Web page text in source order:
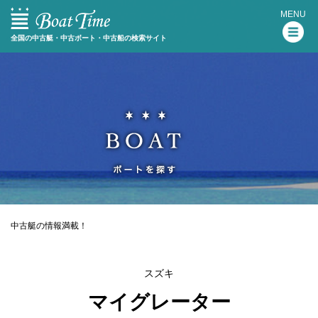
全国の中古艇・中古ボート・中古船の検索サイト
MENU
中古艇の情報満載！
スズキ
マイグレーター